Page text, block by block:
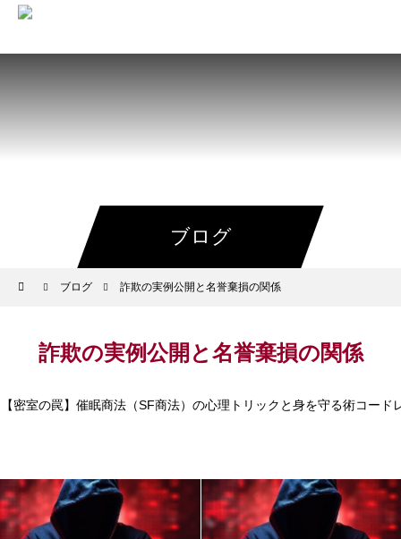
ブログ
ブログ 詐欺の実例公開と名誉棄損の関係
詐欺の実例公開と名誉棄損の関係
【密室の罠】催眠商法（SF商法）の心理トリックと身を守る術コード